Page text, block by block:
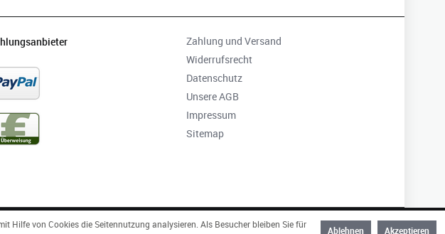
Zahlung und Versand
Widerrufsrecht
Datenschutz
Unsere AGB
Impressum
Sitemap
Hilfe von Cookies die Seitennutzung analysieren. Als Besucher bleiben Sie für
Ablehnen Akzeptieren